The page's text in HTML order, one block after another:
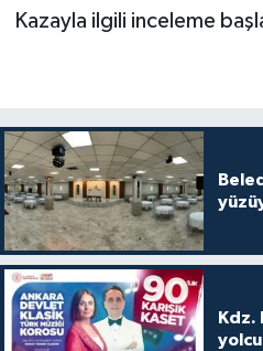
Kazayla ilgili inceleme